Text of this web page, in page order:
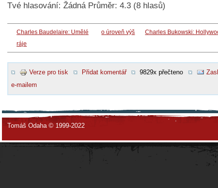
Tvé hlasování: Žádná Průměr: 4.3 (8 hlasů)
Charles Baudelaire: Umělé
ráje
o úroveň výš Charles Bukowski:
Verze pro tisk Přidat komentář 9829x přečteno
e-mailem
Tomáš Odaha © 1999-2022